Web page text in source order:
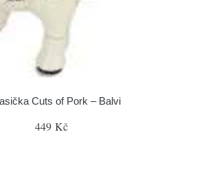
Cuts of Pork – Balvi
449 Kč